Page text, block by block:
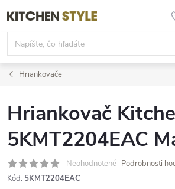
na
obsah
Hriankovače
Hriankovač
5KMT2204EAC
Neohodnotené Podrobnosti
Kód: 5KMT2204EAC